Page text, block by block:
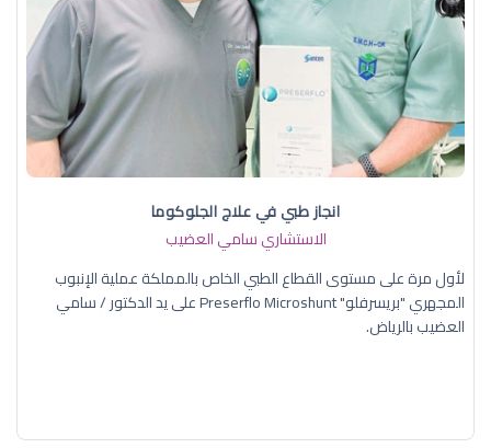
انجاز طبي في علاج الجلوكوما
الاستشاري سامي العضيب
لأول مرة على مستوى القطاع الطبي الخاص بالمملكة عملية الإنبوب
المجهري "بريسرفلو" Preserflo Microshunt على يد الدكتور / سامي
العضيب بالرياض.